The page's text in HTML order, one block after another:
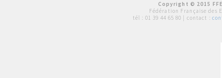
Copyright © 2015
Fédération Française des
tél : 01 39 44 65 80 | contact :